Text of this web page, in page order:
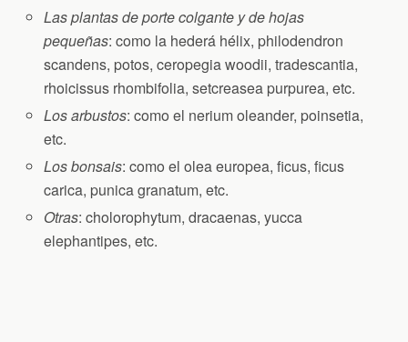
Las plantas de porte colgante y de hojas
pequeñas: como la hederá hélix, philodendron
scandens, potos, ceropegia woodii, tradescantia,
rhoicissus rhombifolia, setcreasea purpurea, etc.
Los arbustos: como el nerium oleander, poinsetia,
etc.
Los bonsais: como el olea europea, ficus, ficus
carica, punica granatum, etc.
Otras: cholorophytum, dracaenas, yucca
elephantipes, etc.